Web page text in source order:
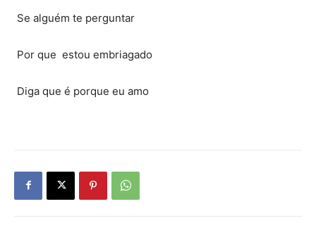
‭ Se alguém te perguntar‬
‭ Por que estou embriagado‬
‭ Diga que é porque eu amo‬